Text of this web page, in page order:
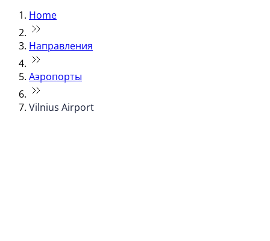
Home
Направления
Аэропорты
Vilnius Airport